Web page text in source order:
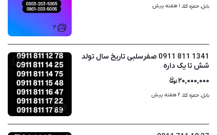
۲
بابل، حمزه کلا، ۱ هفته پیش
۸
1341 811 0911 صفرسلبی تاریخ سال تولد
شش تا یک داره
۲۰,۰۰۰,۰۰۰
بابل، حمزه کلا، ۲ هفته پیش